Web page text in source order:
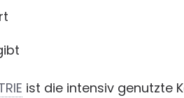
ist die intensiv genutzte